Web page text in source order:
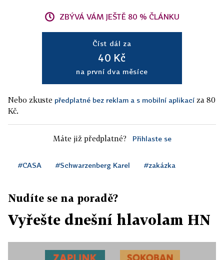
ZBÝVÁ VÁM JEŠTĚ 80 % ČLÁNKU
Číst dál za
40 Kč
na první dva měsíce
Nebo zkuste předplatné bez reklam a s mobilní aplikací za 80
Kč.
Máte již předplatné? Přihlaste se
#CASA #Schwarzenberg Karel #zakázka
Nudíte se na poradě?
Vyřešte dnešní hlavolam HN